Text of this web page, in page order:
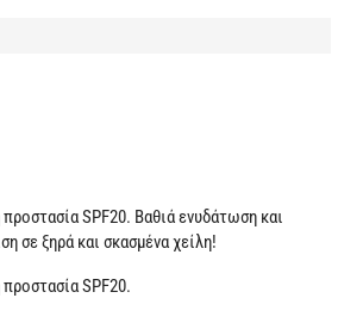
προστασία SPF20. Βαθιά ενυδάτωση και
σε ξηρά και σκασμένα χείλη!
προστασία SPF20.